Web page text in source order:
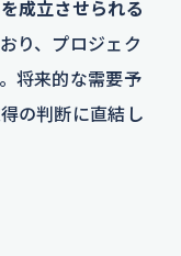
成立させられる
り、プロジェク
将来的な需要予
の判断に直結し